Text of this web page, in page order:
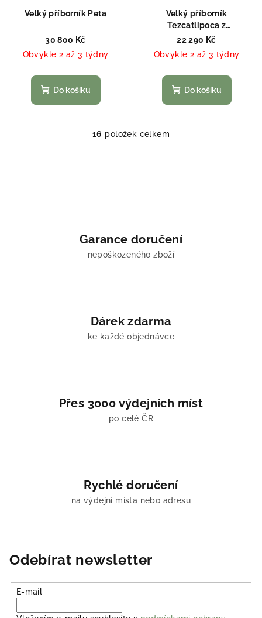
Velký příborník Peta
30 800 Kč
Obvykle 2 až 3 týdny
Do košíku
Velký příborník
Tezcatlipoca z
recyklovaného dřeva
22 290 Kč
Obvykle 2 až 3 týdny
Do košíku
O
í
p
r
ý
p
16 položek celkem
Garance doručení
nepoškozeného zboží
Dárek zdarma
ke každé objednávce
Přes 3000 výdejních míst
po celé ČR
Rychlé doručení
na výdejní místa nebo adresu
Odebírat newsletter
E-mail